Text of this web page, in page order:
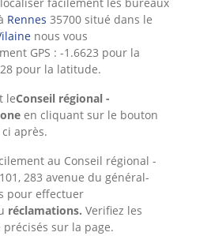
facilement les bureaux
Rennes 35700 situé dans le
nous vous
GPS : -1.6623 pour la
pour la latitude.
leConseil régional -
en cliquant sur le bouton
après.
au Conseil régional -
283 avenue du général-
pour effectuer
réclamations. Verifiez les
sur la page.